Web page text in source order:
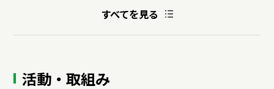
すべてを見る
活動・取組み